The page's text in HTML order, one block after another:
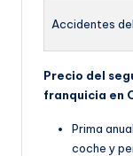
Accidentes
Precio del
franquicia en
Prima
coche y